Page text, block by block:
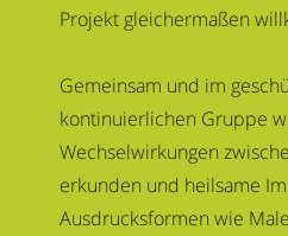
Projekt gleichermaßen
Gemeinsam und im
kontinuierlichen Gruppe
Wechselwirkungen
erkunden und heilsame
Ausdrucksformen wie